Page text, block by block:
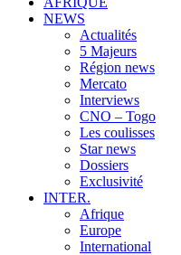
NEWS
Actualités
5 Majeurs
Région news
Mercato
Interviews
CNO – Togo
Les coulisses
Star news
Dossiers
Exclusivité
INTER.
Afrique
Europe
International